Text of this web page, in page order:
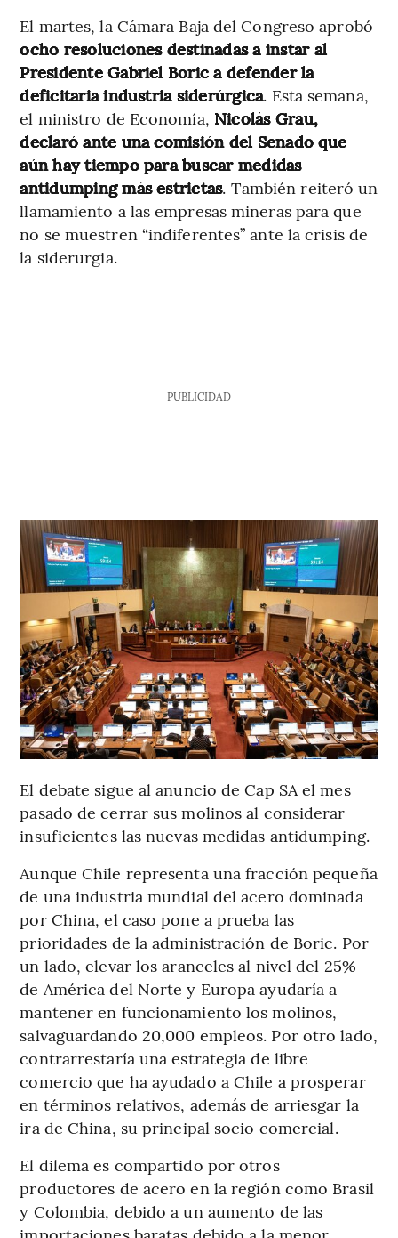
El martes, la Cámara Baja del Congreso aprobó
ocho resoluciones destinadas a instar al
Presidente Gabriel Boric a defender la
deficitaria industria siderúrgica. Esta semana,
el ministro de Economía, Nicolás Grau,
declaró ante una comisión del Senado que
aún hay tiempo para buscar medidas
antidumping más estrictas. También reiteró un
llamamiento a las empresas mineras para que
no se muestren “indiferentes” ante la crisis de
la siderurgia.
PUBLICIDAD
El debate sigue al anuncio de Cap SA el mes
pasado de cerrar sus molinos al considerar
insuficientes las nuevas medidas antidumping.
Aunque Chile representa una fracción pequeña
de una industria mundial del acero dominada
por China, el caso pone a prueba las
prioridades de la administración de Boric. Por
un lado, elevar los aranceles al nivel del 25%
de América del Norte y Europa ayudaría a
mantener en funcionamiento los molinos,
salvaguardando 20,000 empleos. Por otro lado,
contrarrestaría una estrategia de libre
comercio que ha ayudado a Chile a prosperar
en términos relativos, además de arriesgar la
ira de China, su principal socio comercial.
El dilema es compartido por otros
productores de acero en la región como Brasil
y Colombia, debido a un aumento de las
importaciones baratas debido a la menor